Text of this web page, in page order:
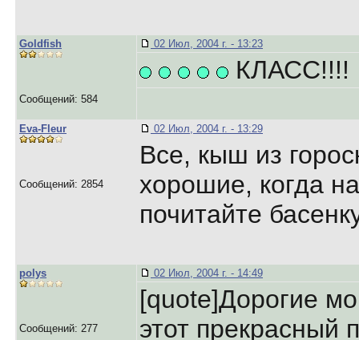
Goldfish
Сообщений: 584
02 Июл, 2004 г. - 13:23
КЛАСС!!!!
Eva-Fleur
Сообщений: 2854
02 Июл, 2004 г. - 13:29
Все, кыш из
хорошие, когда
почитайте
polys
Сообщений: 277
02 Июл, 2004 г. - 14:49
[quote]Дорогие
этот прекрасный